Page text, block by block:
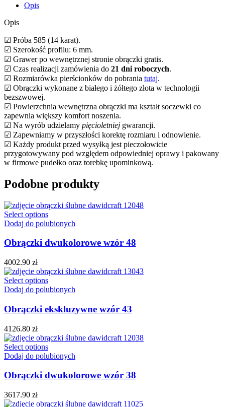
Opis
Opis
☑ Próba 585 (14 karat).
☑ Szerokość profilu: 6 mm.
☑ Grawer po wewnętrznej stronie obrączki gratis.
☑ Czas realizacji zamówienia do 21 dni roboczych.
☑ Rozmiarówka pierścionków do pobrania tutaj.
☑ Obrączki wykonane z białego i żółtego złota w technologii
bezszwowej.
☑ Powierzchnia wewnętrzna obrączki ma kształt soczewki co
zapewnia większy komfort noszenia.
☑ Na wyrób udzielamy pięcioletniej gwarancji.
☑ Zapewniamy w przyszłości korektę rozmiaru i odnowienie.
☑ Każdy produkt przed wysyłką jest pieczołowicie
przygotowywany pod względem odpowiedniej oprawy i pakowany
w firmowe pudełko oraz torebkę upominkową.
Podobne produkty
Select options
Dodaj do polubionych
Obrączki dwukolorowe wzór 48
4002.90 zł
Select options
Dodaj do polubionych
Obrączki ekskluzywne wzór 43
4126.80 zł
Select options
Dodaj do polubionych
Obrączki dwukolorowe wzór 38
3617.90 zł